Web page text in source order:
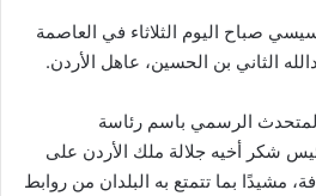
صباح اليوم الثلاثاء في العاصمة
الثاني بن الحسين، عاهل الأردن.
الرسمي باسم رئاسة
شكر أخيه جلالة ملك الأردن على
مشيدًا بما تتمتع به البلدان من روابط